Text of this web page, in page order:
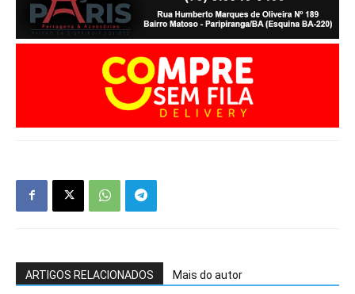
ARTIGOS RELACIONADOS Mais do autor